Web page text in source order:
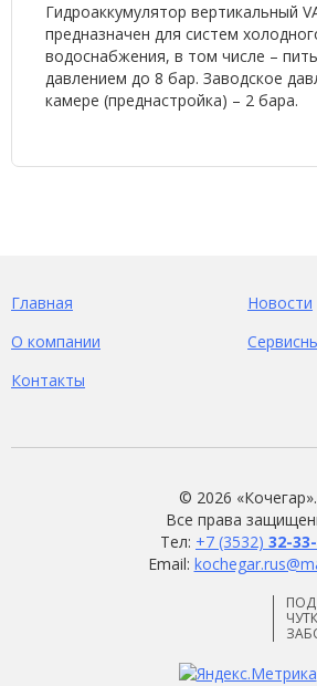
Гидроаккумулятор вертикальный
предназначен для систем
водоснабжения, в том числе –
давлением до 8 бар. Заводское
камере (преднастройка) – 2 бара.
Главная
Новости
О компании
Контакты
© 2026 «Кочегар».
Все права
Тел: +7 (3532) 32-
Email:
ПОД